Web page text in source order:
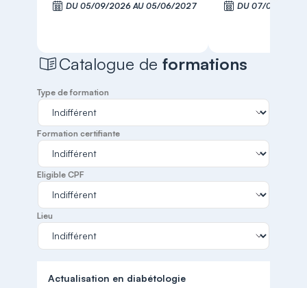
DU 05/09/2026 AU 05/06/2027 DU 07/09/2026
Catalogue deformations
Type de formation
Formation certifiante
Eligible CPF
Lieu
Actualisation en diabétologie